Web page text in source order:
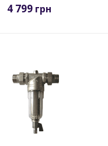
4 799 грн